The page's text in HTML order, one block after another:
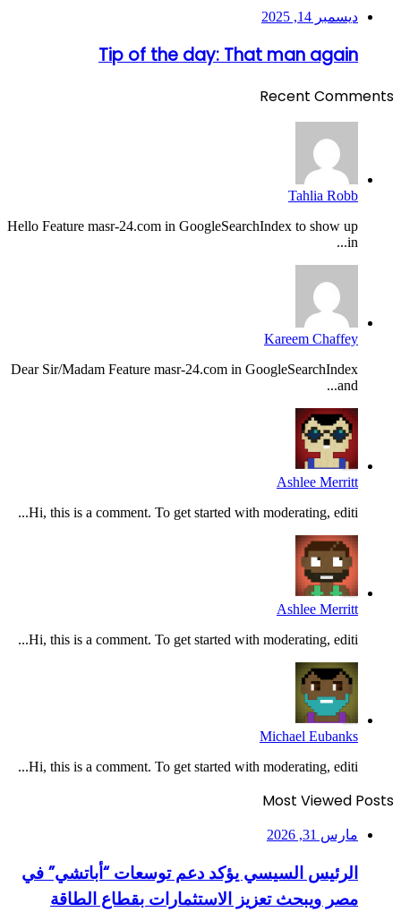
ديسمبر 14, 2025
Tip of the day: That man again
Recent Comments
Tahlia Robb
Hello Feature masr-24.com in GoogleSearchIndex to show up
in...
Kareem Chaffey
Dear Sir/Madam Feature masr-24.com in GoogleSearchIndex
and...
Ashlee Merritt
Hi, this is a comment. To get started with moderating, editi...
Ashlee Merritt
Hi, this is a comment. To get started with moderating, editi...
Michael Eubanks
Hi, this is a comment. To get started with moderating, editi...
Most Viewed Posts
مارس 31, 2026
الرئيس السيسي يؤكد دعم توسعات “أباتشي” في
مصر ويبحث تعزيز الاستثمارات بقطاع الطاقة